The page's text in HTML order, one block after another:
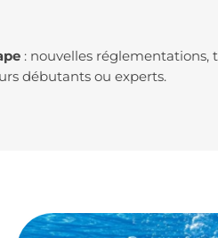
: nouvelles réglementations,
débutants ou experts.